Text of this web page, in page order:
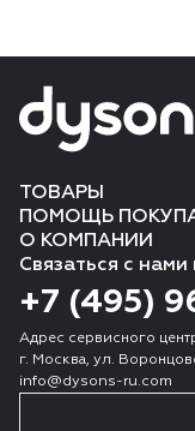
ТОВАРЫ
ПОМОЩЬ
О КОМПАНИИ
Связаться с нами
+7 (495)
Адрес сервисного
г. Москва, ул.
info@dysons-ru.com